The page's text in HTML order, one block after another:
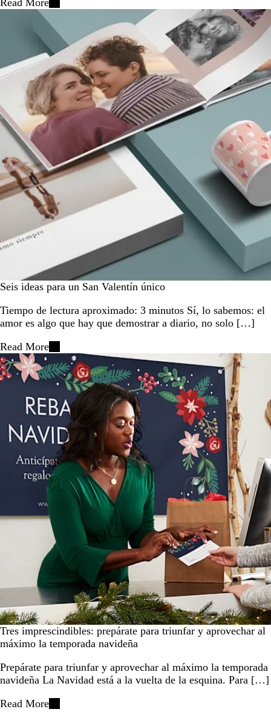
Seis ideas para un San Valentín único
Tiempo de lectura aproximado: 3 minutos Sí, lo sabemos: el
amor es algo que hay que demostrar a diario, no solo […]
Read More
Tres imprescindibles: prepárate para triunfar y aprovechar al
máximo la temporada navideña
Prepárate para triunfar y aprovechar al máximo la temporada
navideña La Navidad está a la vuelta de la esquina. Para […]
Read More